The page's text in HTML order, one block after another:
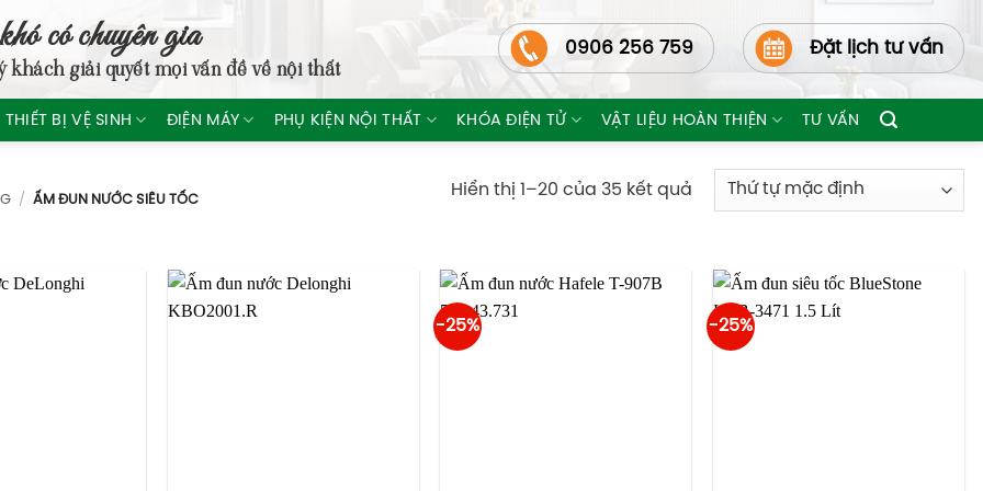
có chuyên gia
khách giải quyết mọi vấn đề về nội thất
0906 256 759 Đặt lịch tư vấn
THIẾT BỊ VỆ SINH ĐIỆN MÁY PHỤ KIỆN NỘI THẤT KHÓA ĐIỆN TỬ VẬT LIỆU HOÀN THIỆN TƯ VẤN
/ ẤM ĐUN NƯỚC SIÊU TỐC
Hiển thị 1–20 của 35 kết quả
-25% -25%